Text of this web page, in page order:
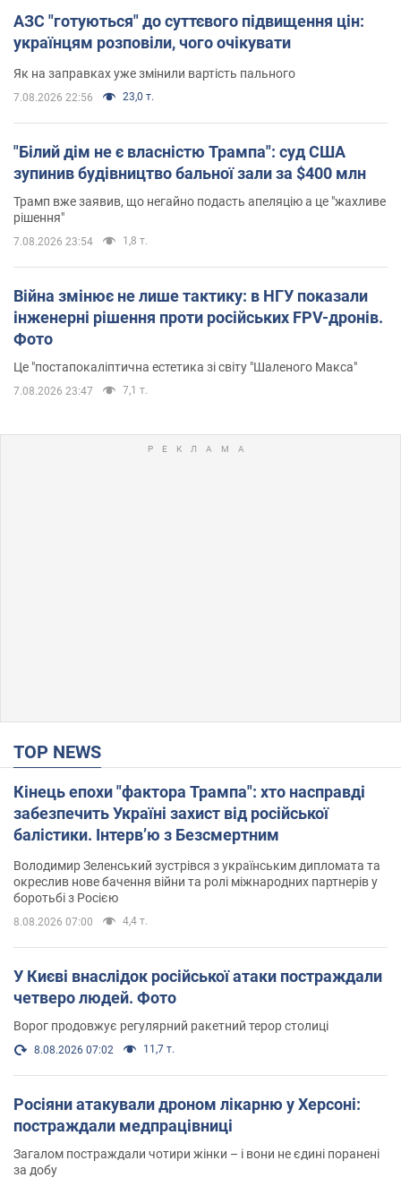
АЗС "готуються" до суттєвого підвищення цін:
українцям розповіли, чого очікувати
Як на заправках уже змінили вартість пального
7.08.2026 22:56 23,0 т.
"Білий дім не є власністю Трампа": суд США
зупинив будівництво бальної зали за $400 млн
Трамп вже заявив, що негайно подасть апеляцію а це "жахливе
рішення"
7.08.2026 23:54 1,8 т.
Війна змінює не лише тактику: в НГУ показали
інженерні рішення проти російських FPV-дронів.
Фото
Це "постапокаліптична естетика зі світу "Шаленого Макса"
7.08.2026 23:47 7,1 т.
TOP NEWS
Кінець епохи "фактора Трампа": хто насправді
забезпечить Україні захист від російської
балістики. Інтерв’ю з Безсмертним
Володимир Зеленський зустрівся з українським дипломата та
окреслив нове бачення війни та ролі міжнародних партнерів у
боротьбі з Росією
8.08.2026 07:00 4,4 т.
У Києві внаслідок російської атаки постраждали
четверо людей. Фото
Ворог продовжує регулярний ракетний терор столиці
8.08.2026 07:02 11,7 т.
Росіяни атакували дроном лікарню у Херсоні:
постраждали медпрацівниці
Загалом постраждали чотири жінки – і вони не єдині поранені
за добу